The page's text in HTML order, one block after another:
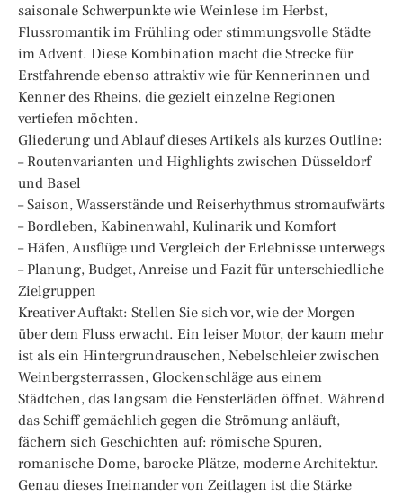
saisonale Schwerpunkte wie Weinlese im Herbst,
Flussromantik im Frühling oder stimmungsvolle Städte
im Advent. Diese Kombination macht die Strecke für
Erstfahrende ebenso attraktiv wie für Kennerinnen und
Kenner des Rheins, die gezielt einzelne Regionen
vertiefen möchten.
Gliederung und Ablauf dieses Artikels als kurzes Outline:
– Routenvarianten und Highlights zwischen Düsseldorf
und Basel
– Saison, Wasserstände und Reiserhythmus stromaufwärts
– Bordleben, Kabinenwahl, Kulinarik und Komfort
– Häfen, Ausflüge und Vergleich der Erlebnisse unterwegs
– Planung, Budget, Anreise und Fazit für unterschiedliche
Zielgruppen
Kreativer Auftakt: Stellen Sie sich vor, wie der Morgen
über dem Fluss erwacht. Ein leiser Motor, der kaum mehr
ist als ein Hintergrundrauschen, Nebelschleier zwischen
Weinbergsterrassen, Glockenschläge aus einem
Städtchen, das langsam die Fensterläden öffnet. Während
das Schiff gemächlich gegen die Strömung anläuft,
fächern sich Geschichten auf: römische Spuren,
romanische Dome, barocke Plätze, moderne Architektur.
Genau dieses Ineinander von Zeitlagen ist die Stärke